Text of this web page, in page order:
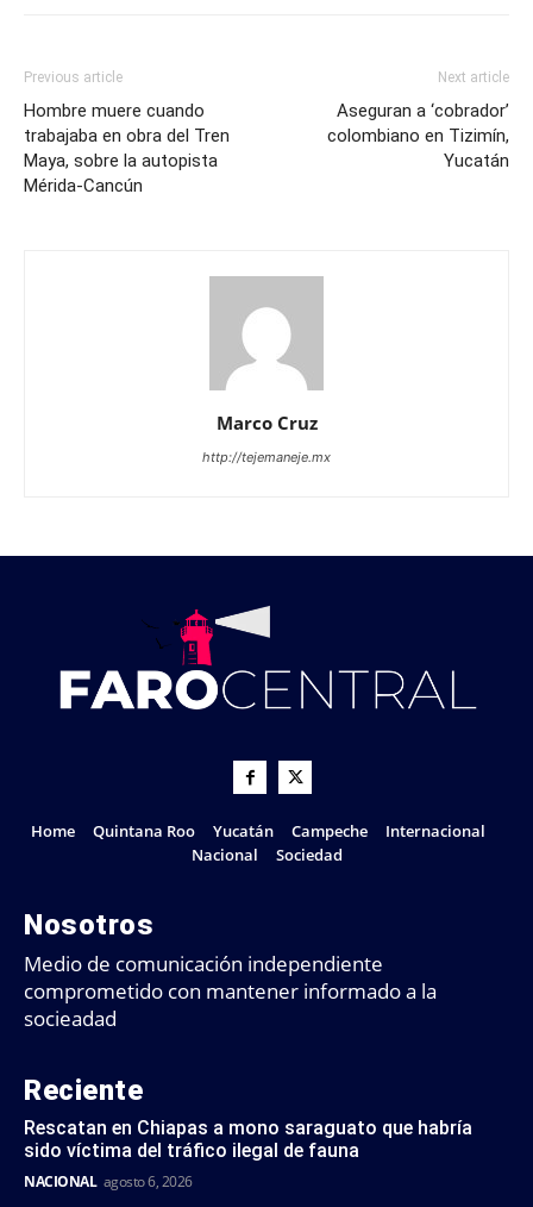
Previous article
Hombre muere cuando
trabajaba en obra del Tren
Maya, sobre la autopista
Mérida-Cancún
Next article
Aseguran a ‘cobrador’
colombiano en Tizimín,
Yucatán
Marco Cruz
http://tejemaneje.mx
Home Quintana Roo Yucatán Campeche
Internacional
Nacional
Sociedad
Nosotros
Medio de comunicación independiente
comprometido con mantener informado a la
socieadad
Reciente
Rescatan en Chiapas a mono saraguato que habría
sido víctima del tráfico ilegal de fauna
NACIONAL agosto 6, 2026